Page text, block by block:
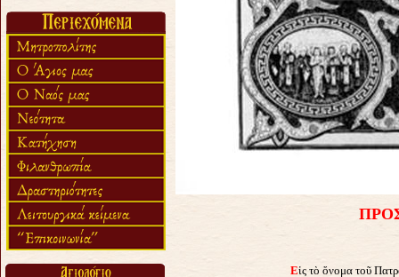
«πολύ αργά».
Ζητείται....
Εἰς τὸ ὄνομα τοῦ